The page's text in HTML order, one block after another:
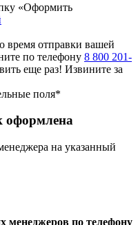
«Оформить
время отправки вашей
по телефону 8 800 201-
еще раз! Извините за
поля*
оформлена
на указанный
менеджеров по телефону